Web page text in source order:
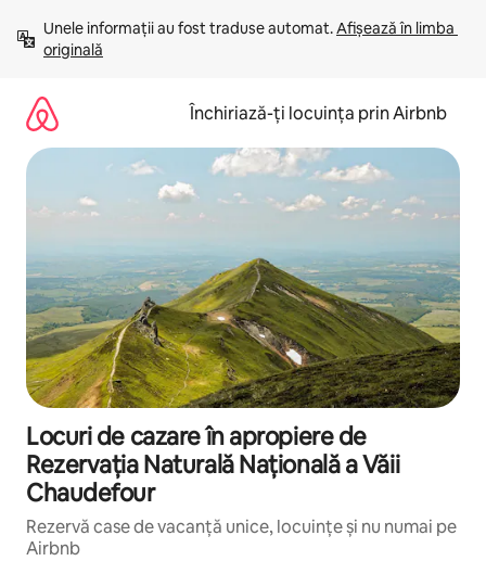
mergi
conținut
Unele informații au fost traduse automat. Afișează în limba
originală
Închiriază-ți locuința prin Airbnb
Locuri de cazare în apropiere de
Rezervația Naturală Națională a Văii
Chaudefour
Rezervă case de vacanță unice, locuințe și nu numai pe
Airbnb